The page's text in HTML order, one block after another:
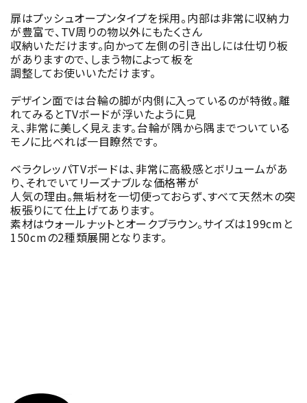
扉はプッシュオープンタイプを採用。内部は非常に収納力
が豊富で、TV周りの物以外にもたくさん
収納いただけます。向かって左側の引き出しには仕切り板
がありますので、しまう物によって板を
調整してお使いいただけます。
デザイン面では台輪の脚が内側に入っているのが特徴。離
れてみるとTVボードが浮いたように見
え、非常に美しく見えます。台輪が隅から隅までついている
モノに比べれば一目瞭然です。
ベラクレッパTVボードは、非常に高級感とボリュームがあ
り、それでいてリーズナブルな価格帯が
人気の理由。無垢材を一切使っておらず、すべて天然木の突
板張りにて仕上げてあります。
素材はウォールナットとオークブラウン。サイズは199cmと
150cmの2種類展開となります。